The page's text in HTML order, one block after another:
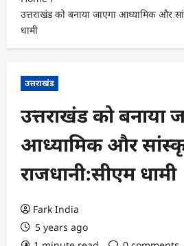
उत्तराखंड को बनाया जाएगा आध्यामिक और
धामी
उत्तराखंड
उत्तराखंड को बनाया
आध्यामिक और
राजधानी:सीएम धामी
Fark India
5 years ago